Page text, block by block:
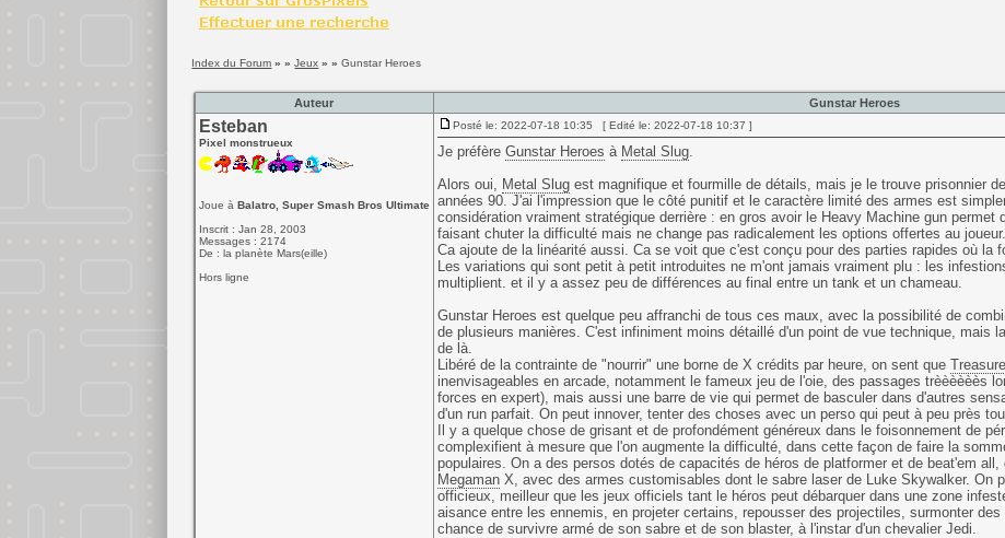
Index du Forum » »Jeux » »Gunstar Heroes
Auteur Gunstar Heroes
Esteban
Pixel monstrueux
Joue à Balatro, Super Smash Bros Ultimate
Inscrit : Jan 28, 2003
Messages : 2174
De : la planète Mars(eille)
Hors ligne
Posté le: 2022-07-18 10:35 [ Edité le: 2022-07-18 10:37 ]
Je préfère Gunstar Heroes à Metal Slug.
Alors oui, Metal Slugest magnifique et fourmille de détails, mais je le trouve prisonnier
années 90. J'ai l'impression que le côté punitif et le caractère limité des armes est
considération vraiment stratégique derrière : en gros avoir le Heavy Machine gun permet
faisant chuter la difficulté mais ne change pas radicalement les options offertes au joueur.
Ca ajoute de la linéarité aussi. Ca se voit que c'est conçu pour des parties rapides où la
Les variations qui sont petit à petit introduites ne m'ont jamais vraiment plu : les
multiplient. et il y a assez peu de différences au final entre un tank et un chameau.
Gunstar Heroes est quelque peu affranchi de tous ces maux, avec la possibilité de
de plusieurs manières. C'est infiniment moins détaillé d'un point de vue technique, mais
de là.
Libéré de la contrainte de "nourrir" une borne de X crédits par heure, on sent que Treasure
inenvisageables en arcade, notamment le fameux jeu de l'oie, des passages trèèèèèès
forces en expert), mais aussi une barre de vie qui permet de basculer dans d'autres
d'un run parfait. On peut innover, tenter des choses avec un perso qui peut à peu près
Il y a quelque chose de grisant et de profondément généreux dans le foisonnement de
complexifient à mesure que l'on augmente la difficulté, dans cette façon de faire la
populaires. On a des persos dotés de capacités de héros de platformer et de beat'em
MegamanX, avec des armes customisables dont le sabre laser de Luke Skywalker. On
officieux, meilleur que les jeux officiels tant le héros peut débarquer dans une zone
aisance entre les ennemis, en projeter certains, repousser des projectiles, surmonter
chance de survivre armé de son sabre et de son blaster, à l'instar d'un chevalier Jedi.